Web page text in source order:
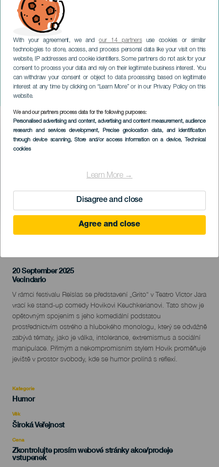
With your agreement, we andour 14 partnersuse cookies or similar
technologies to store, access, and process personal data like your visit on this
website, IP addresses and cookie identifiers. Some partners do not ask for your
consent to process your data and rely on their legitimate business interest. You
can withdraw your consent or object to data processing based on legitimate
interest at any time by clicking on “Learn More” or in our Privacy Policy on this
website.
We and our partners process data for the following purposes:
Personalised advertising and content, advertising and content measurement, audience
research and services development, Precise geolocation data, and identification
through device scanning, Store and/or access information on a device, Technical
cookies
Learn More →
Disagree and close
Agree and close
Hovik
GRAN CANARIA
Imagen
Listado
20 September 2025
Localidad
Vecindario
Descripción
del
evento
V rámci festivalu Reíslas se představení „Grito“ v Teatro Víctor Jara
vrací ke stand-up comedy Hovikovi Keuchkerianovi. Tato show je
opětovným spojením s jeho komediální podstatou
prostřednictvím ostrého a hlubokého monologu, který se odvážně
zabývá tématy, jako je válka, intolerance, extremismus a sociální
manipulace. Přímým a nekompromisním stylem Hovik proměňuje
jeviště v prostor svobody, kde se humor prolíná s reflexí.
Kategorie
Categoría
evento
Humor
Věk
Edad
Recomendada
Široká Veřejnost
Cena
Zkontrolujte prosím webové stránky akce/prodeje
vstupenek